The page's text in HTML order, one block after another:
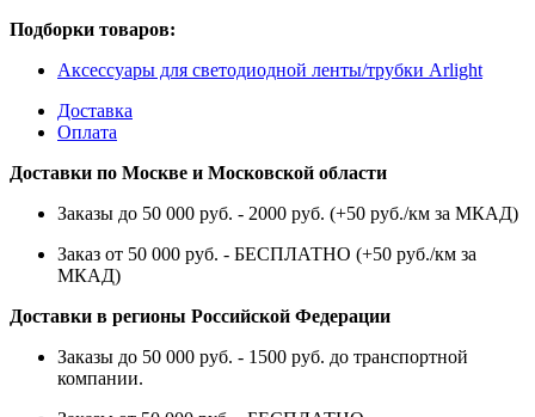
Подборки товаров:
Аксессуары для светодиодной ленты/трубки Arlight
Доставка
Оплата
Доставки по Москве и Московской области
Заказы до 50 000 руб. - 2000 руб. (+50 руб./км за МКАД)
Заказ от 50 000 руб. - БЕСПЛАТНО (+50 руб./км за
МКАД)
Доставки в регионы Российской Федерации
Заказы до 50 000 руб. - 1500 руб. до транспортной
компании.